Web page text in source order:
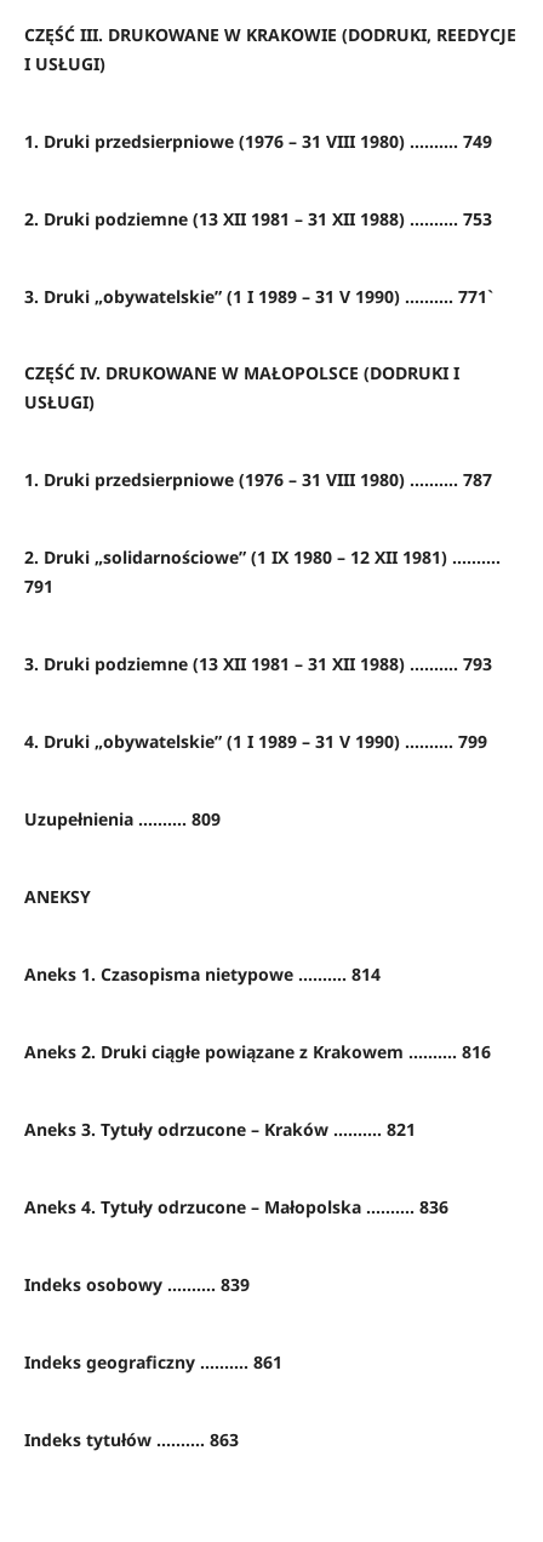
CZĘŚĆ III. DRUKOWANE W KRAKOWIE (DODRUKI, REEDYCJE
I USŁUGI)
1. Druki przedsierpniowe (1976 – 31 VIII 1980) .......... 749
2. Druki podziemne (13 XII 1981 – 31 XII 1988) .......... 753
3. Druki „obywatelskie” (1 I 1989 – 31 V 1990) .......... 771`
CZĘŚĆ IV. DRUKOWANE W MAŁOPOLSCE (DODRUKI I
USŁUGI)
1. Druki przedsierpniowe (1976 – 31 VIII 1980) .......... 787
2. Druki „solidarnościowe” (1 IX 1980 – 12 XII 1981) ..........
791
3. Druki podziemne (13 XII 1981 – 31 XII 1988) .......... 793
4. Druki „obywatelskie” (1 I 1989 – 31 V 1990) .......... 799
Uzupełnienia .......... 809
ANEKSY
Aneks 1. Czasopisma nietypowe .......... 814
Aneks 2. Druki ciągłe powiązane z Krakowem .......... 816
Aneks 3. Tytuły odrzucone – Kraków .......... 821
Aneks 4. Tytuły odrzucone – Małopolska .......... 836
Indeks osobowy .......... 839
Indeks geograficzny .......... 861
Indeks tytułów .......... 863